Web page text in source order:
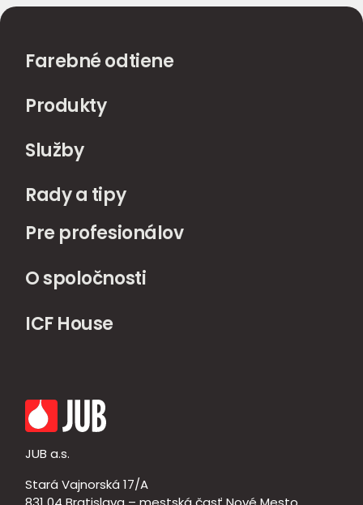
Farebné odtiene
Produkty
Služby
Rady a tipy
Pre profesionálov
O spoločnosti
ICF House
JUB a.s.
Stará Vajnorská 17/A